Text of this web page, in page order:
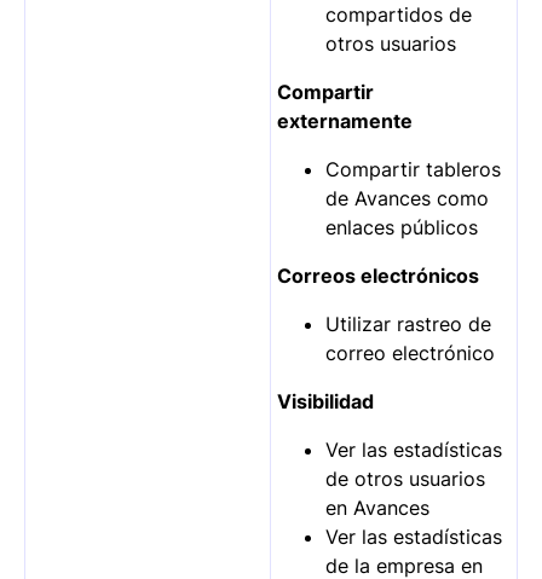
compartidos de
otros usuarios
Compartir
externamente
Compartir tableros
de Avances como
enlaces públicos
Correos electrónicos
Utilizar rastreo de
correo electrónico
Visibilidad
Ver las estadísticas
de otros usuarios
en Avances
Ver las estadísticas
de la empresa en